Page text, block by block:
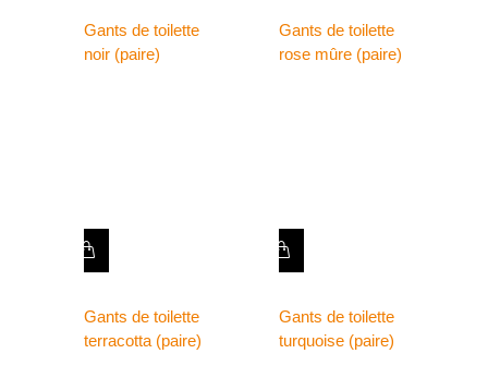
Gants de toilette
noir (paire)
Gants de toilette
rose mûre (paire)
Gants de toilette
terracotta (paire)
Gants de toilette
turquoise (paire)